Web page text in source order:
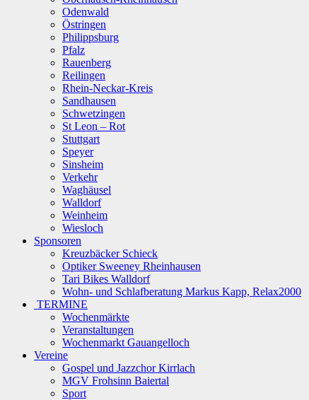
Odenwald
Östringen
Philippsburg
Pfalz
Rauenberg
Reilingen
Rhein-Neckar-Kreis
Sandhausen
Schwetzingen
St Leon – Rot
Stuttgart
Speyer
Sinsheim
Verkehr
Waghäusel
Walldorf
Weinheim
Wiesloch
Sponsoren
Kreuzbäcker Schieck
Optiker Sweeney Rheinhausen
Tari Bikes Walldorf
Wohn- und Schlafberatung Markus Kapp, Relax2000
TERMINE
Wochenmärkte
Veranstaltungen
Wochenmarkt Gauangelloch
Vereine
Gospel und Jazzchor Kirrlach
MGV Frohsinn Baiertal
Sport